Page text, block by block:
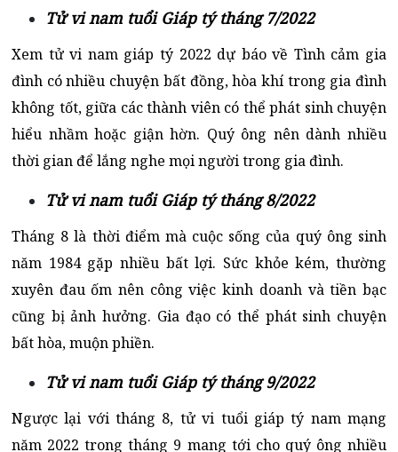
Tử vi nam tuổi Giáp tý tháng 7/2022
Xem tử vi nam giáp tý 2022 dự báo về Tình cảm gia
đình có nhiều chuyện bất đồng, hòa khí trong gia đình
không tốt, giữa các thành viên có thể phát sinh chuyện
hiểu nhầm hoặc giận hờn. Quý ông nên dành nhiều
thời gian để lắng nghe mọi người trong gia đình.
Tử vi nam tuổi Giáp tý tháng 8/2022
Tháng 8 là thời điểm mà cuộc sống của quý ông sinh
năm 1984 gặp nhiều bất lợi. Sức khỏe kém, thường
xuyên đau ốm nên công việc kinh doanh và tiền bạc
cũng bị ảnh hưởng. Gia đạo có thể phát sinh chuyện
bất hòa, muộn phiền.
Tử vi nam tuổi Giáp tý tháng 9/2022
Ngược lại với tháng 8, tử vi tuổi giáp tý nam mạng
năm 2022 trong tháng 9 mang tới cho quý ông nhiều